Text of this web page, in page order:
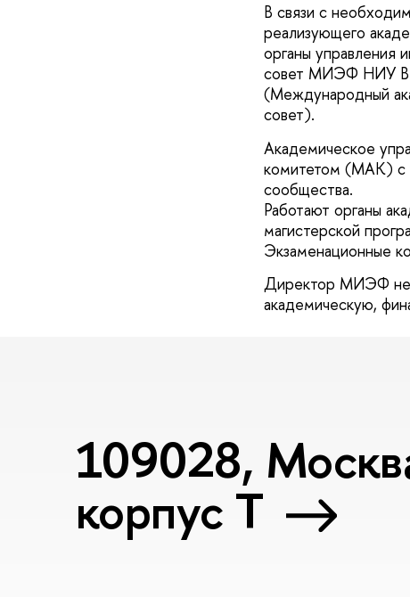
В связи с
реализующего
органы управления
совет МИЭФ НИУ
(Международный
совет).
Академическое
комитетом (МАК) с
сообщества.
Работают органы
магистерской
Экзаменационные
Директор МИЭФ
академическую,
109028,
корпус T